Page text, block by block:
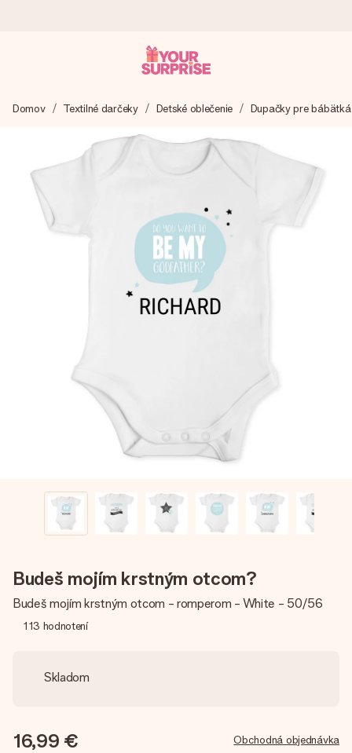
Váš darček starostlivo vyrobíme a bleskovo odošleme –
na tom najviac záleží.
4,7 (na základe +15 000 recenzií)
Naše darčeky inšpirujú. Zákazníci nás na Google Reviews
hodnotia známkou 4,7.
Kartička s venovaním zdarma
Vytvorte niečo výnimočné v pár jednoduchých krokoch – s
jej menom, vašou fotografiou alebo odkazom, ktorý naozaj
zahreje pri srdci. Žiadne zbytočnosti, len veľa lásky pre ten
pravý moment.
Domov Textilné darčeky Detské oblečenie Dupačky pre bábätká
Budeš mojím krstným otcom?
Budeš mojím krstným otcom - romperom - White - 50/56
113 hodnotení
Skladom
16,99 € Obchodná objednávka